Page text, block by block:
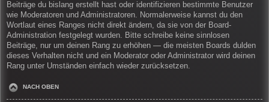
Beiträge du bislang erstellt hast oder identifizieren bestimmte Benutzer
wie Moderatoren und Administratoren. Normalerweise kannst du den
Wortlaut eines Ranges nicht direkt ändern, da sie von der Board-
Administration festgelegt wurden. Bitte schreibe keine sinnlosen
Beiträge, nur um deinen Rang zu erhöhen — die meisten Boards dulden
dieses Verhalten nicht und ein Moderator oder Administrator wird deinen
Rang unter Umständen einfach wieder zurücksetzen.
NACH OBEN